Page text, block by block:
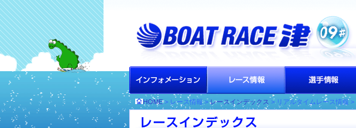
HOME> レース情報 >レースインデックス > リアルタイムレース情報 >